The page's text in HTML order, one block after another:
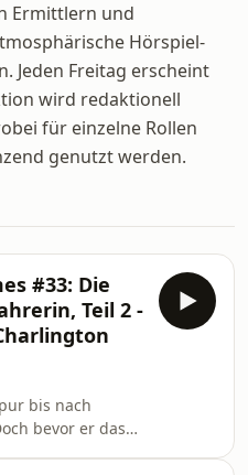
Ermittlern und
Hörspiel-
Jeden Freitag erscheint
wird redaktionell
für einzelne Rollen
genutzt werden.
#33: Die
Teil 2 -
bis nach